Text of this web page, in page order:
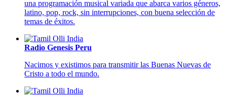
una programación musical variada que abarca varios géneros,
latino, pop, rock, sin interrupciones, con buena selección de
temas de éxitos.
Radio Genesis Peru
Nacimos y existimos para transmitir las Buenas Nuevas de
Cristo a todo el mundo.